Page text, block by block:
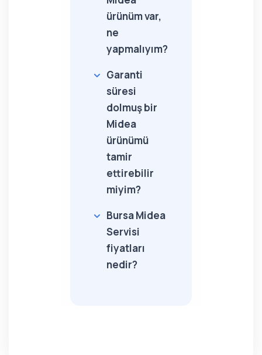
ürünüm var,
ne
yapmalıyım?
Garanti
süresi
dolmuş bir
Midea
ürünümü
tamir
ettirebilir
miyim?
Bursa Midea
Servisi
fiyatları
nedir?